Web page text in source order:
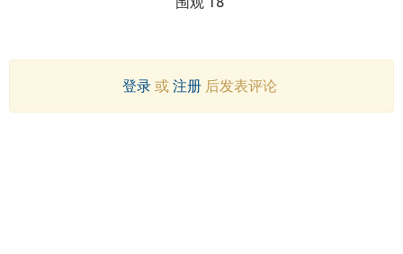
登录或 注册后发表评论